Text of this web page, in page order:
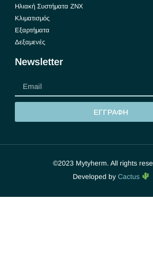
Ηλιακή Συστήματα ΖΝΧ
Κλιματισμός
Εξαρτήματα
Δεξαμενές
Newsletter
ΕΓΓΡΑΦΗ
©2023 Mytyherm. All rights
Developed by Cactus